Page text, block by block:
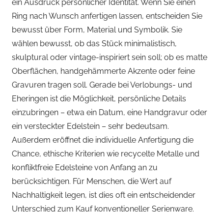
ein Ausdruck persönlicher Identität. Wenn Sie einen
Ring nach Wunsch anfertigen lassen, entscheiden Sie
bewusst über Form, Material und Symbolik. Sie
wählen bewusst, ob das Stück minimalistisch,
skulptural oder vintage-inspiriert sein soll; ob es matte
Oberflächen, handgehämmerte Akzente oder feine
Gravuren tragen soll. Gerade bei Verlobungs- und
Eheringen ist die Möglichkeit, persönliche Details
einzubringen – etwa ein Datum, eine Handgravur oder
ein versteckter Edelstein – sehr bedeutsam.
Außerdem eröffnet die individuelle Anfertigung die
Chance, ethische Kriterien wie recycelte Metalle und
konfliktfreie Edelsteine von Anfang an zu
berücksichtigen. Für Menschen, die Wert auf
Nachhaltigkeit legen, ist dies oft ein entscheidender
Unterschied zum Kauf konventioneller Serienware.